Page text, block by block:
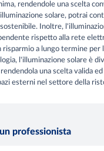
rendendole una scelta
solare, potrai
Inoltre,
rispetto alla rete
risparmio a lungo termine per
l'illuminazione solare è
una scelta valida
esterni nel settore della
professionista